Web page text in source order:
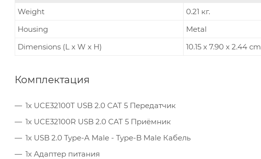
Weight
0.21 кг.
Housing
Metal
Dimensions (L x W x H)
10.15 x 7.90 x 2.44 cm
Комплектация
1x UCE32100T USB 2.0 CAT 5 Передатчик
1x UCE32100R USB 2.0 CAT 5 Приёмник
1x USB 2.0 Type-A Male - Type-B Male Кабель
1x Адаптер питания